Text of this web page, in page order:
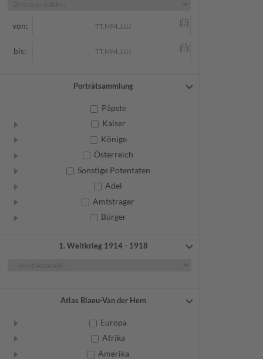
von:
bis:
Porträtsammlung
Päpste
Kaiser
Könige
Österreich
Sonstige Potentaten
Adel
Amtsträger
Bürger
Geistliche
Weitere
1. Weltkrieg 1914 - 1918
Atlas Blaeu-Van der Hem
Europa
Afrika
Amerika